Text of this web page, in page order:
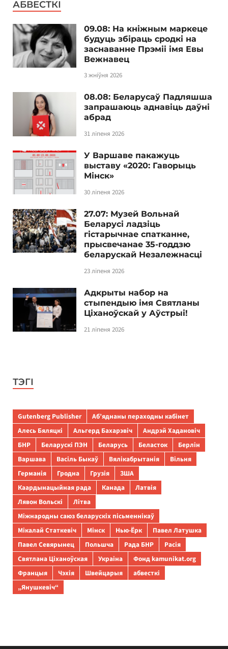
АБВЕСТКІ
09.08: На кніжным маркеце
будуць збіраць сродкі на
заснаванне Прэміі імя Евы
Вежнавец
3 жніўня 2026
08.08: Беларусаў Падляшша
запрашаюць аднавіць даўні
абрад
31 ліпеня 2026
У Варшаве пакажуць
выставу «2020: Гаворыць
Мінск»
30 ліпеня 2026
27.07: Музей Вольнай
Беларусі ладзіць
гістарычнае спатканне,
прысвечанае 35-годдзю
беларускай Незалежнасці
23 ліпеня 2026
Адкрыты набор на
стыпендыю імя Святланы
Ціханоўскай у Аўстрыі!
21 ліпеня 2026
ТЭГІ
Gutenberg Publisher
Аб’яднаны пераходны кабінет
Алесь Бяляцкі
Альгерд Бахарэвіч
Андрэй Хадановіч
БНР
Беларускі ПЭН Беларусь Беласток
Берлін
Варшава
Васіль Быкаў Вялікабрытанія
Вільня
Германія
Гродна Грузія
ЗША
Каардынацыйная рада
Канада
Латвія
Лявон Вольскі
Літва
Міжнародны саюз беларускіх пісьменнікаў
Мікалай Статкевіч
Мінск Нью-Ёрк
Павел Латушка
Павел Севярынец
Польшча Рада БНР
Расія
Святлана Ціханоўская
Украіна
Фонд kamunikat.org
Францыя
Чэхія Швейцарыя
абвесткі
„Янушкевіч“